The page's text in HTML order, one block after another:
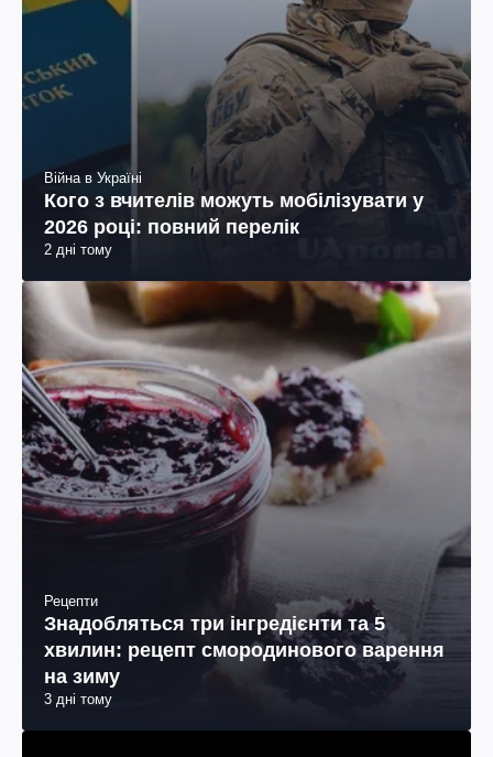
Війна в Україні
Кого з вчителів можуть мобілізувати у
2026 році: повний перелік
2 дні тому
Рецепти
Знадобляться три інгредієнти та 5
хвилин: рецепт смородинового варення
на зиму
3 дні тому